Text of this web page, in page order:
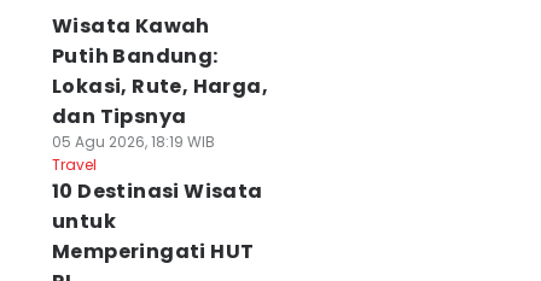
Wisata Kawah
Putih Bandung:
Lokasi, Rute, Harga,
dan Tipsnya
05 Agu 2026, 18:19 WIB
Travel
10 Destinasi Wisata
untuk
Memperingati HUT